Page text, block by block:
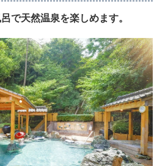
で天然温泉を楽しめます。